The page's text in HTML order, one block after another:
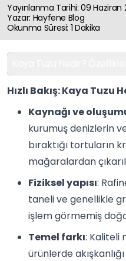
Yayınlanma Tarihi: 09 Haziran
Yazar: Hayfene Blog
Okunma Süresi: 1 Dakika
Hızlı Bakış: Kaya Tuzu
Kaynağı ve
kurumuş denizlerin
bıraktığı tortuların
mağaralardan
Fiziksel yapısı:
taneli ve genellikle
işlem görmemiş
Temel farkı: Kaliteli
ürünlerde